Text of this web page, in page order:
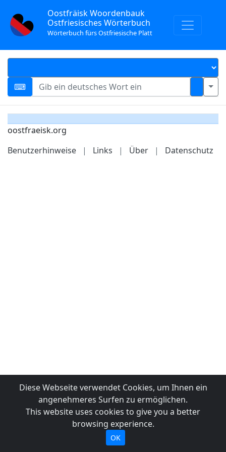
Oostfräisk Woordenbauk
Ostfriesisches Wörterbuch
Wörterbuch fürs Ostfriesische Platt
oostfraeisk.org
Benutzerhinweise
| Links | Über | Datenschutz
Diese Webseite verwendet Cookies, um Ihnen ein
angenehmeres Surfen zu ermöglichen.
This website uses cookies to give you a better
browsing experience.
OK